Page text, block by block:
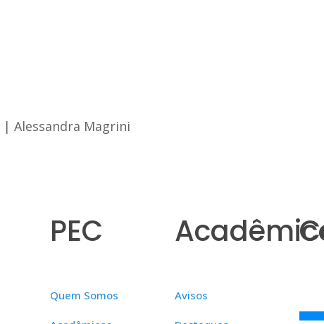
| Alessandra Magrini
PEC
Quem Somos Avisos